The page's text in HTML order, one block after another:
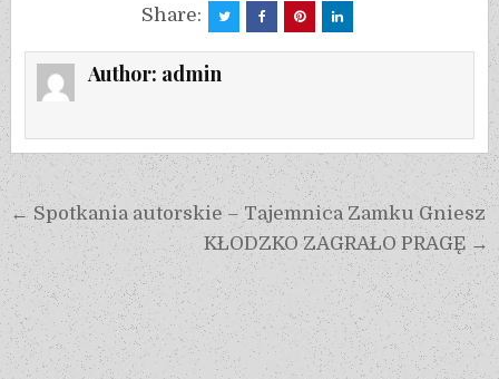
Share:
Author: admin
← Spotkania autorskie – Tajemnica Zamku Gniesz
KŁODZKO ZAGRAŁO PRAGĘ →